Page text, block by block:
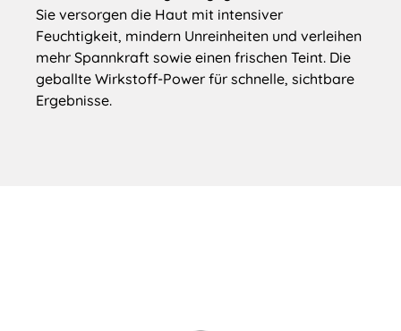
Sie versorgen die Haut mit intensiver
Feuchtigkeit, mindern Unreinheiten und verleihen
mehr Spannkraft sowie einen frischen Teint. Die
geballte Wirkstoff-Power für schnelle, sichtbare
Ergebnisse.